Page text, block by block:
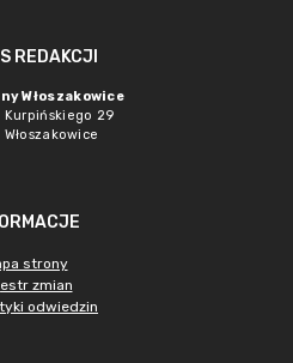
REDAKCJI
Włoszakowice
Kurpińskiego 29
strony
zmian
odwiedzin